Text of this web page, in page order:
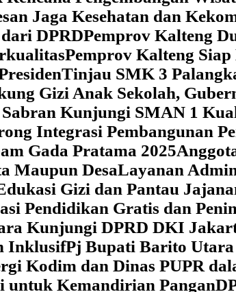
Jaga Kesehatan dan
DPRD‎Pemprov Kalteng
‎Pemprov Kalteng
‎Tinjau SMK 3
Gizi Anak Sekolah,
Kunjungi SMAN 1
Integrasi Pembangunan
Gada Pratama 2025
Maupun DesaLayanan
Gizi dan Pantau
Pendidikan Gratis dan
Kunjungi DPRD DKI
InklusifPj Bupati Barito
Kodim dan Dinas PUPR
untuk Kemandirian Pangan